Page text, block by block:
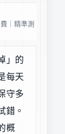
｜精準測
」的
每天
守多
錯。
概